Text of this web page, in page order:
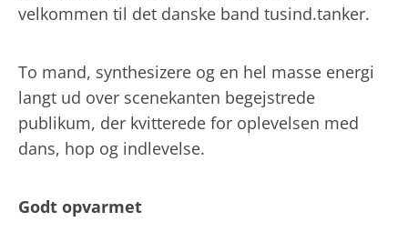
velkommen til det danske band tusind.tanker.
To mand, synthesizere og en hel masse energi
langt ud over scenekanten begejstrede
publikum, der kvitterede for oplevelsen med
dans, hop og indlevelse.
Godt opvarmet